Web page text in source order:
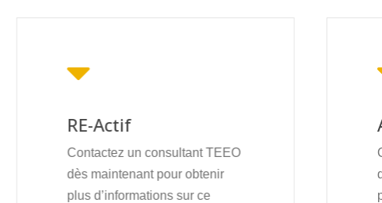
RE-Actif
Contactez un consultant TEEO
dès maintenant pour obtenir
plus d’informations sur ce